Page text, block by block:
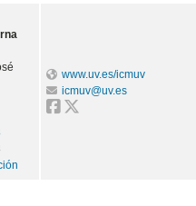
www.uv.es/icmuv
icmuv@uv.es